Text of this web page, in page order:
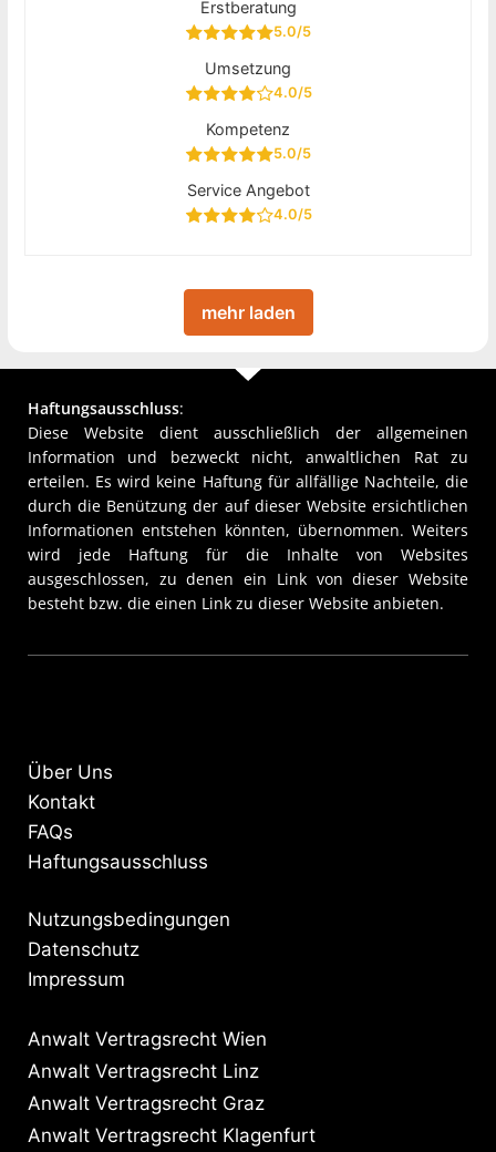
Erstberatung
5.0/5
Umsetzung
4.0/5
Kompetenz
5.0/5
Service Angebot
4.0/5
mehr laden
Haftungsausschluss:
Diese Website dient ausschließlich der allgemeinen
Information und bezweckt nicht, anwaltlichen Rat zu
erteilen. Es wird keine Haftung für allfällige Nachteile, die
durch die Benützung der auf dieser Website ersichtlichen
Informationen entstehen könnten, übernommen. Weiters
wird jede Haftung für die Inhalte von Websites
ausgeschlossen, zu denen ein Link von dieser Website
besteht bzw. die einen Link zu dieser Website anbieten.
Über Uns
Kontakt
FAQs
Haftungsausschluss
Nutzungsbedingungen
Datenschutz
Impressum
Anwalt Vertragsrecht Wien
Anwalt Vertragsrecht Linz
Anwalt Vertragsrecht Graz
Anwalt Vertragsrecht Klagenfurt